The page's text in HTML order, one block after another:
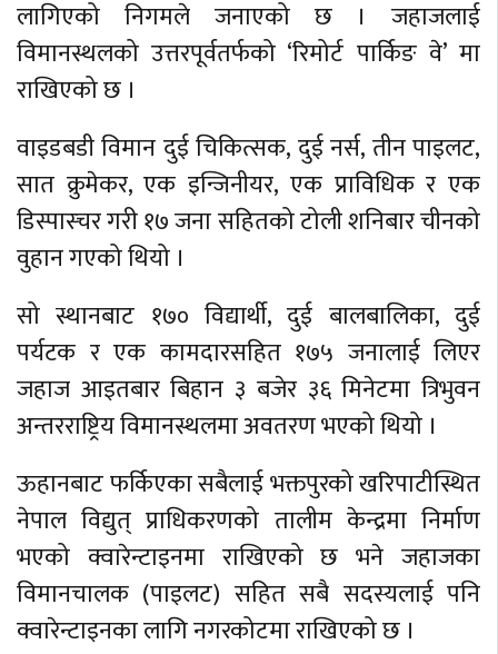
लागिएको निगमले जनाएको छ । जहाजलाई
विमानस्थलको उत्तरपूर्वतर्फको ‘रिमोर्ट पार्किङ वे’ मा
राखिएको छ ।
वाइडबडी विमान दुई चिकित्सक, दुई नर्स, तीन पाइलट,
सात क्रुमेकर, एक इन्जिनीयर, एक प्राविधिक र एक
डिस्पास्चर गरी १७ जना सहितको टोली शनिबार चीनको
वुहान गएको थियो ।
सो स्थानबाट १७० विद्यार्थी, दुई बालबालिका, दुई
पर्यटक र एक कामदारसहित १७५ जनालाई लिएर
जहाज आइतबार बिहान ३ बजेर ३६ मिनेटमा त्रिभुवन
अन्तरराष्ट्रिय विमानस्थलमा अवतरण भएको थियो ।
ऊहानबाट फर्किएका सबैलाई भक्तपुरको खरिपाटीस्थित
नेपाल विद्युत् प्राधिकरणको तालीम केन्द्रमा निर्माण
भएको क्वारेन्टाइनमा राखिएको छ भने जहाजका
विमानचालक (पाइलट) सहित सबै सदस्यलाई पनि
क्वारेन्टाइनका लागि नगरकोटमा राखिएको छ ।